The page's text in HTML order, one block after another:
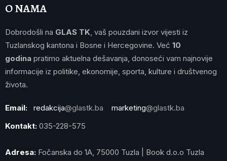
O NAMA
Dobrodošli na GLAS TK , vaš pouzdani izvor vijesti iz
Tuzlanskog kantona i Bosne i Hercegovine. Već 10
godina pratimo aktuelna dešavanja, donoseći vam najnovije
informacije iz politike, ekonomije, sporta, kulture i društvenog
života.
Email: redakcija@glastk.ba marketing@glastk.ba
Kontakt: 035-228-575
Adresa: Fočanska do 1A, 75000 Tuzla | Book d.o.o Tuzla